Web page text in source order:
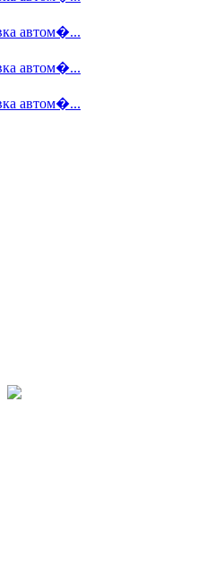
автом�...
автом�...
автом�...